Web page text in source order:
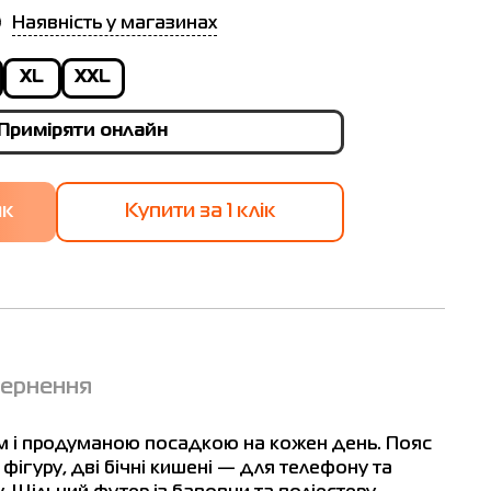
Наявність у магазинах
XL XXL
Приміряти онлайн
Купити за 1 клiк
і продуманою посадкою на кожен день. Пояс
дві бічні кишені — для телефону та